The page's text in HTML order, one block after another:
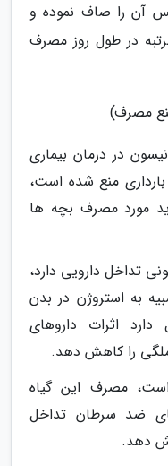
آن را صاف نموده و
در طول روز مصرف
مصرف)
در درمان بیماری
منع شده است،
مورد مصرف بچه ها
تداخل دارویی دارد،
به استروژن در بدن
دارد اثرات داروهای
را کاهش دهد.
مصرف این گیاه
ضد سرطان تداخل
دهد.